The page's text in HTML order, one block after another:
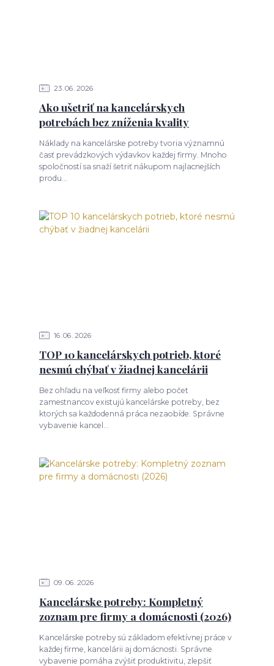
23 06 2026
Ako ušetriť na kancelárskych
potrebách bez zníženia kvality
Náklady na kancelárske potreby tvoria významnú
časť prevádzkových výdavkov každej firmy. Mnoho
spoločností sa snaží šetriť nákupom najlacnejších
produ...
16 06 2026
TOP 10 kancelárskych potrieb, ktoré
nesmú chýbať v žiadnej kancelárii
Bez ohľadu na veľkosť firmy alebo počet
zamestnancov existujú kancelárske potreby, bez
ktorých sa každodenná práca nezaobíde. Správne
vybavenie kancel...
09 06 2026
Kancelárske potreby: Kompletný
zoznam pre firmy a domácnosti (2026)
Kancelárske potreby sú základom efektívnej práce v
každej firme, kancelárii aj domácnosti. Správne
vybavenie pomáha zvýšiť produktivitu, zlepšiť